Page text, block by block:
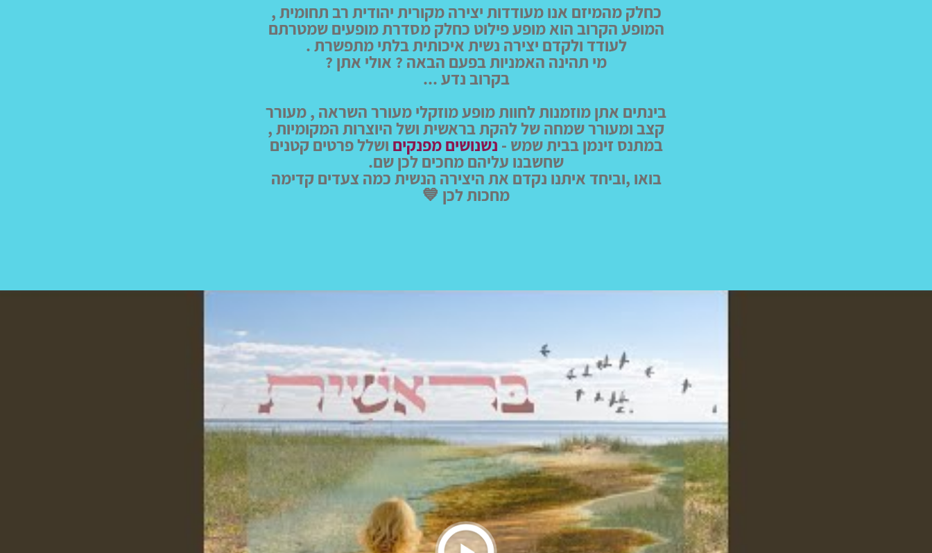
כחלק מהמיזם אנו מעודדות יצירה מקורית יהודית רב תחומית ,
המופע הקרוב הוא מופע פילוט כחלק מסדרת מופעים שמטרתם
לעודד ולקדם יצירה נשית איכותית בלתי מתפשרת .
מי תהינה האמניות בפעם הבאה ? אולי אתן ?
בקרוב נדע ...
בינתים אתן מוזמנות לחוות מופע מוזקלי מעורר השראה , מעורר
קצב ומעורר שמחה של להקת בראשית ושל היוצרות המקומיות ,
במתנס זינמן בבית שמש - נשנושים מפנקים ושלל פרטים קטנים
שחשבנו עליהם מחכים לכן שם.
בואו ,וביחד איתנו נקדם את היצירה הנשית כמה צעדים קדימה
מחכות לכן 💙